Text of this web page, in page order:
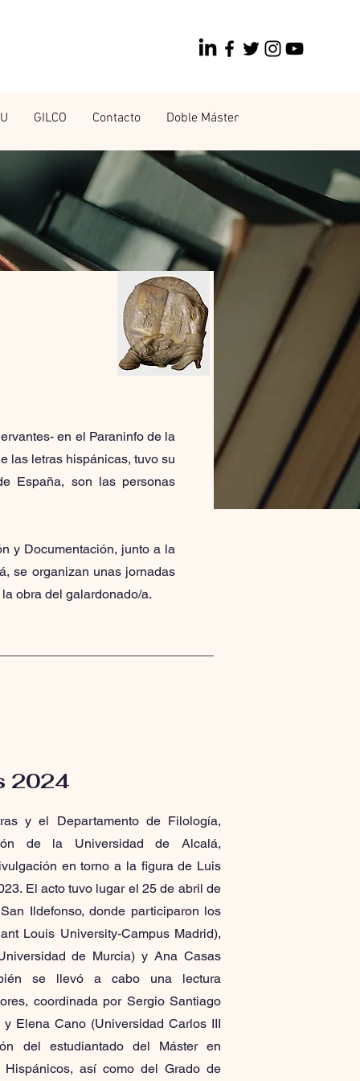
GILCO Contacto Doble Máster
en el Paraninfo de la
las letras hispánicas, tuvo su
España, son las personas
y Documentación, junto a la
se organizan unas jornadas
obra del galardonado/a.
2024
y el Departamento de Filología,
de la Universidad de Alcalá,
en torno a la figura de Luis
El acto tuvo lugar el 25 de abril de
Ildefonso, donde participaron los
Louis University-Campus Madrid),
de Murcia) y Ana Casas
se llevó a cabo una lectura
coordinada por Sergio Santiago
Elena Cano (Universidad Carlos III
del estudiantado del Máster en
así como del Grado de